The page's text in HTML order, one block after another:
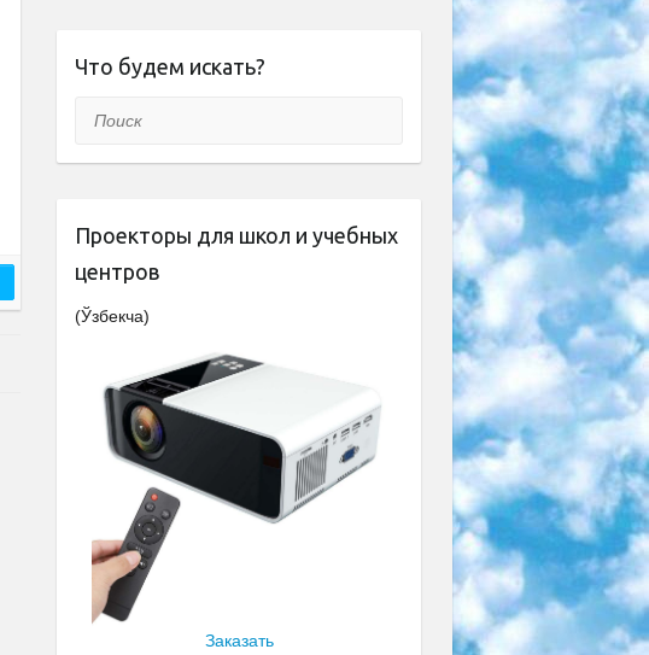
Что будем искать?
Поиск
Проекторы для школ и учебных
центров
(Ўзбекча)
Заказать